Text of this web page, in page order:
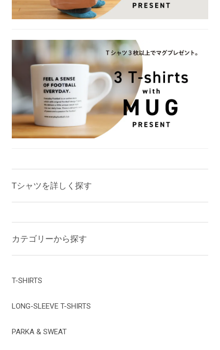
Tシャツを詳しく探す
カテゴリーから探す
T-SHIRTS
LONG-SLEEVE T-SHIRTS
PARKA & SWEAT